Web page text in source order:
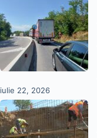
iulie 22, 2026